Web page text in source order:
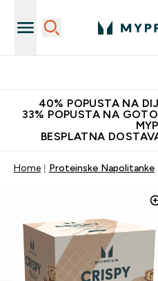
40% POPUSTA NA
33% POPUSTA NA
BESPLATNA
Home Proteinske Napolitanke